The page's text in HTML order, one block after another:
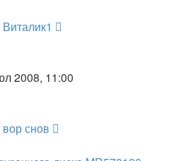
Виталик1
2008, 11:00
вор снов